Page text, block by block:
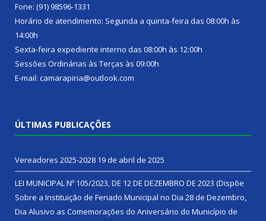
Fone: (91) 98596-1331
Horário de atendimento: Segunda a quinta-feira das 08:00h às
14:00h
Sexta-feira expediente interno das 08:00h às 12:00h
Sessões Ordinárias às Terças às 09:00h
E-mail: camarapiria@outlook.com
ÚLTIMAS PUBLICAÇÕES
Vereadores 2025-2028 19 de abril de 2025
LEI MUNICIPAL Nº 105/2023, DE 12 DE DEZEMBRO DE 2023 (Dispõe
Sobre a Instituição de Feriado Municipal no Dia 28 de Dezembro,
Dia Alusivo as Comemorações do Aniversário do Município de